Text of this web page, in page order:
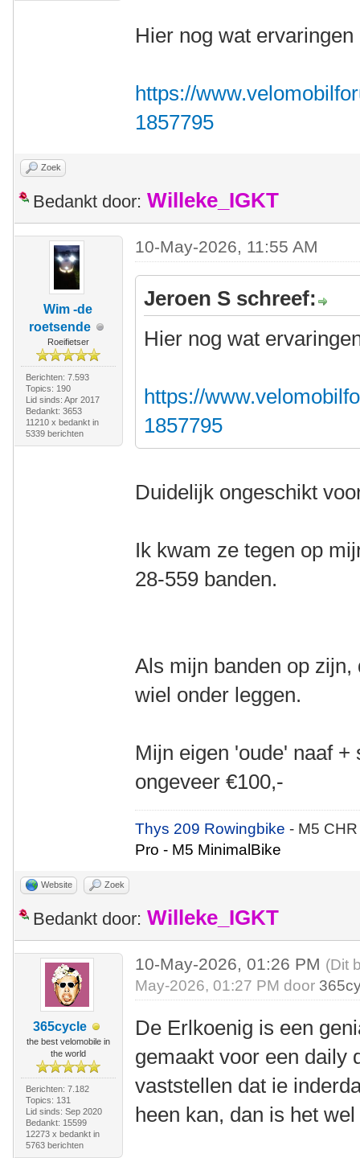
Hier nog wat
https://
1857795
Zoek
Bedankt door: Willeke_IGKT
Wim -de
roetsende
Roeifietser
Berichten: 7.593
Topics: 190
Lid sinds: Apr 2017
Bedankt: 3653
11210 x bedankt in
5339 berichten
10-May-2026, 11:55 AM
Jeroen S schreef:
Hier nog wat
https://
1857795
Duidelijk ongeschikt
Ik kwam ze tegen op
28-559 banden.
Als mijn banden op
wiel onder leggen.
Mijn eigen 'oude' naaf
ongeveer €100,-
Thys 209 Rowingbike- M5
Pro - M5 MinimalBike
Website Zoek
Bedankt door: Willeke_IGKT
365cycle
the best velomobile in
the world
Berichten: 7.182
Topics: 131
Lid sinds: Sep 2020
Bedankt: 15599
12273 x bedankt in
5763 berichten
10-May-2026, 01:26 PM (Dit
May-2026, 01:27 PM door
De Erlkoenig is een
gemaakt voor een daily
vaststellen dat ie
heen kan, dan is het